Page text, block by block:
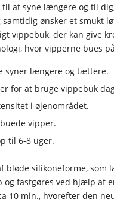
at syne længere og til
samtidig ønsker et smukt
vippebuk, der kan give
hvor vipperne bues
syner længere og tættere.
for at bruge vippebuk
i øjenområdet.
vipper.
til 6-8 uger.
bløde silikoneforme, som
og fastgøres ved hjælp af
10 min., hvorefter den